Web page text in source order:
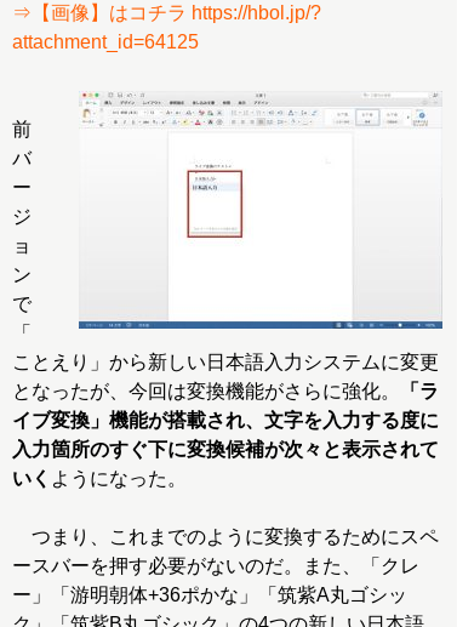
⇒【画像】はコチラ https://hbol.jp/?
attachment_id=64125
前
バ
ー
ジ
ョ
ン
で
「
ことえり」から新しい日本語入力システムに変更
となったが、今回は変換機能がさらに強化。
「ラ
イブ変換」機能が搭載され、文字を入力する度に
入力箇所のすぐ下に変換候補が次々と表示されて
いく ようになった。
つまり、これまでのように変換するためにスペ
ースバーを押す必要がないのだ。また、「クレ
ー」「游明朝体+36ポかな」「筑紫A丸ゴシッ